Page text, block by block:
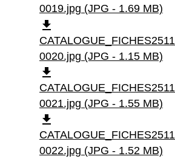
0019.jpg (JPG - 1.69 MB)
file_download
0020.jpg (JPG - 1.15 MB)
file_download
0021.jpg (JPG - 1.55 MB)
file_download
0022.jpg (JPG - 1.52 MB)